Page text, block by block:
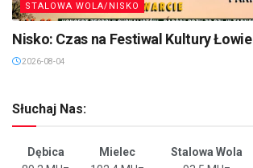
STALOWA WOLA/NISKO
Nisko: Czas na Festiwal Kultury
2026-08-04
Słuchaj Nas:
Dębica Mielec Stalowa Wola